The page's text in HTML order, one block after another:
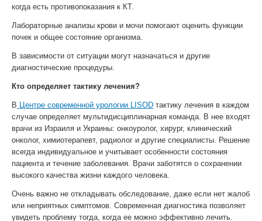
когда есть противопоказания к КТ.
Лабораторные анализы крови и мочи помогают оценить функции
почек и общее состояние организма.
В зависимости от ситуации могут назначаться и другие
диагностические процедуры.
Кто определяет тактику лечения?
В Центре современной урологии LISOD тактику лечения в каждом
случае определяет мультидисциплинарная команда. В нее входят
врачи из Израиля и Украины: онкоуролог, хирург, клинический
онколог, химиотерапевт, радиолог и другие специалисты. Решение
всегда индивидуальное и учитывает особенности состояния
пациента и течение заболевания. Врачи заботятся о сохранении
высокого качества жизни каждого человека.
Очень важно не откладывать обследование, даже если нет жалоб
или неприятных симптомов. Современная диагностика позволяет
увидеть проблему тогда, когда ее можно эффективно лечить.